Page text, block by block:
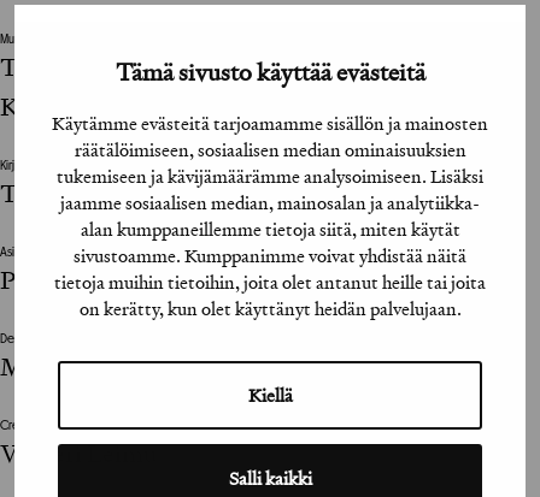
Tämä sivusto käyttää evästeitä
Käytämme evästeitä tarjoamamme sisällön ja mainosten
räätälöimiseen, sosiaalisen median ominaisuuksien
tukemiseen ja kävijämäärämme analysoimiseen. Lisäksi
jaamme sosiaalisen median, mainosalan ja analytiikka-
alan kumppaneillemme tietoja siitä, miten käytät
sivustoamme. Kumppanimme voivat yhdistää näitä
tietoja muihin tietoihin, joita olet antanut heille tai joita
on kerätty, kun olet käyttänyt heidän palvelujaan.
Kiellä
Salli kaikki
Muu suunnitteluun vaikuttanut henkilö / The design was also influenced by
Tuukka Tujula, Iina Merikallio, Daniel Ahlgren,
Kimmo Tupala
Kirjainmuotoilija / Type Designer
Tomi Haaparanta (fontin suunnittelija)
Asiakkaan vastuuhenkilö / Client’s Representative
Pekko Koski, Meri Vainikka
Designer
Mikael Kivelä
Creative Director
Verneri Leimu